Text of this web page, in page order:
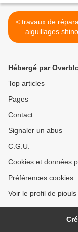
< travaux de réparation sur
aiguillages
Hébergé par
Top articles
Pages
Contact
Signaler un abus
C.G.U.
Cookies et données
Préférences cookies
Voir le profil de